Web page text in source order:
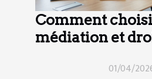
Comment
médiation et
01/04/